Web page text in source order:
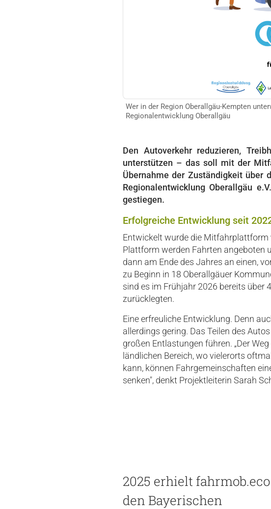
Wer in der Region Oberallgäu-Kempten
Regionalentwicklung Oberallgäu
Den Autoverkehr reduzieren,
unterstützen – das soll mit der
Übernahme der Zuständigkeit über
Regionalentwicklung Oberallgäu
gestiegen.
Erfolgreiche Entwicklung seit
Entwickelt wurde die Mitfahrplattform
Plattform werden Fahrten angeboten
dann am Ende des Jahres an einen,
zu Beginn in 18 Oberallgäuer
sind es im Frühjahr 2026 bereits über
zurücklegten.
Eine erfreuliche Entwicklung. Denn
allerdings gering. Das Teilen des
großen Entlastungen führen. „Der
ländlichen Bereich, wo vielerorts
kann, können Fahrgemeinschaften
senken", denkt Projektleiterin Sarah
2025 erhielt fahrmob.eco
den Bayerischen